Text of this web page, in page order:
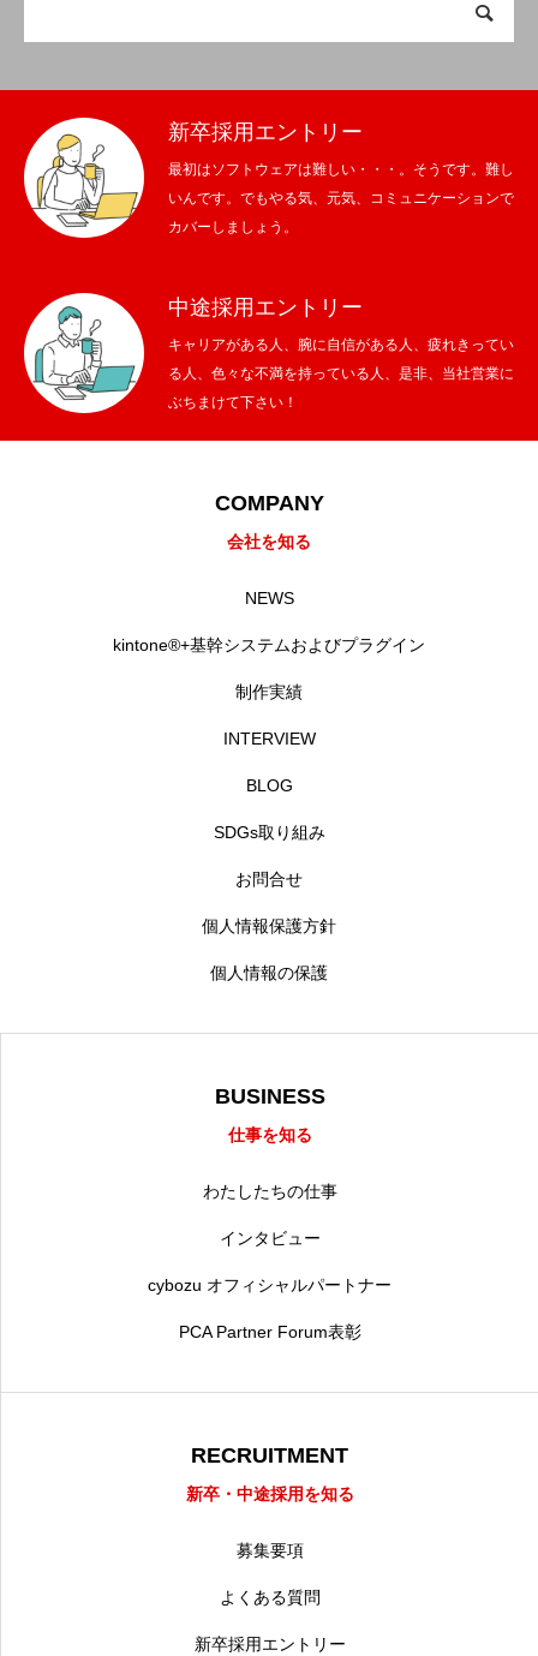
新卒採用エントリー
最初はソフトウェアは難しい・・・。そうです。難し
いんです。でもやる気、元気、コミュニケーションで
カバーしましょう。
中途採用エントリー
キャリアがある人、腕に自信がある人、疲れきってい
る人、色々な不満を持っている人、是非、当社営業に
ぶちまけて下さい！
COMPANY
会社を知る
NEWS
kintone®+基幹システムおよびプラグイン
制作実績
INTERVIEW
BLOG
SDGs取り組み
お問合せ
個人情報保護方針
個人情報の保護
BUSINESS
仕事を知る
わたしたちの仕事
インタビュー
cybozu オフィシャルパートナー
PCA Partner Forum表彰
RECRUITMENT
新卒・中途採用を知る
募集要項
よくある質問
新卒採用エントリー